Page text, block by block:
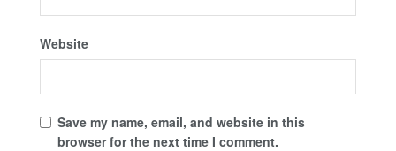
Website
Save my name, email, and website in this
browser for the next time I comment.